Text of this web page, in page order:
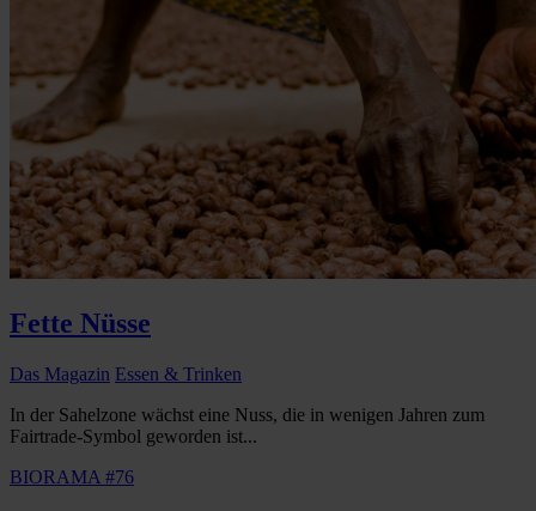
Fette Nüsse
Das Magazin Essen & Trinken
In der Sahelzone wächst eine Nuss, die in wenigen Jahren zum
Fairtrade-Symbol geworden ist...
BIORAMA #76